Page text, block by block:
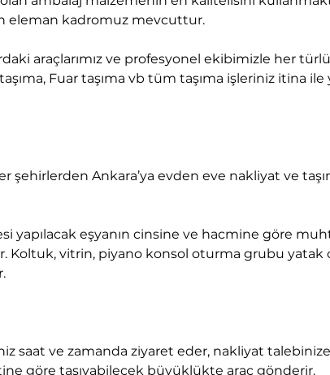
eleman kadromuz mevcuttur.
Fuar taşıma vb tüm taşıma işleriniz itina ile
Koltuk, vitrin, piyano konsol oturma grubu yatak
göre taşıyabilecek büyüklükte araç gönderir.